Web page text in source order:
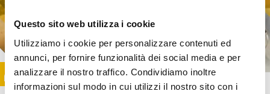
Questo sito web utilizza i cookie
Utilizziamo i cookie per personalizzare contenuti ed
annunci, per fornire funzionalità dei social media e per
analizzare il nostro traffico. Condividiamo inoltre
informazioni sul modo in cui utilizzi il nostro sito con i
Image
SUNDAY@STEP